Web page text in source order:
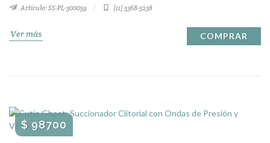
Artículo: SS-PL-300059 (11) 5368-5238
Ver más COMPRAR
$ 98700